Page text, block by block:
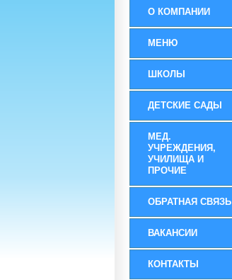
О КОМПАНИИ
МЕНЮ
ШКОЛЫ
ДЕТСКИЕ САДЫ
МЕД.
УЧРЕЖДЕНИЯ,
УЧИЛИЩА И
ПРОЧИЕ
ОБРАТНАЯ СВЯЗЬ
ВАКАНСИИ
КОНТАКТЫ